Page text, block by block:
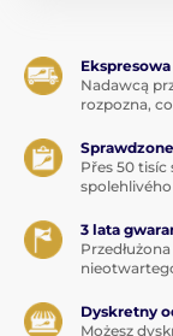
Nadawcą
rozpozna,
Přes 50
3 lata
Dyskretny
Możesz